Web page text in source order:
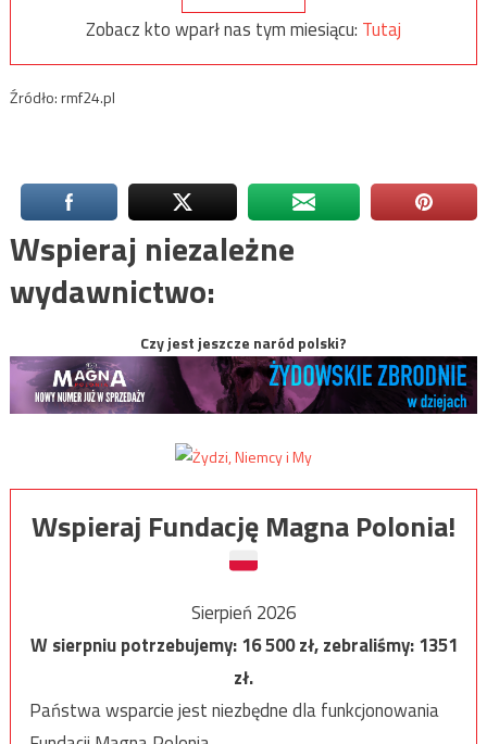
Zobacz kto wparł nas tym miesiącu: Tutaj
Źródło: rmf24.pl
Wspieraj niezależne
wydawnictwo:
Czy jest jeszcze naród polski?
Wspieraj Fundację Magna Polonia!
Sierpień 2026
W sierpniu potrzebujemy:16 500zł, zebraliśmy:1351
zł.
Państwa wsparcie jest niezbędne dla funkcjonowania